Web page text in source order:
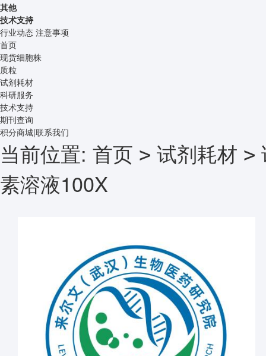
其他
技术支持
行业动态 注意事项
首页
现货细胞株
质粒
试剂耗材
科研服务
技术支持
期刊查询
积分商城|联系我们
当前位置: 首页 > 试剂耗材 >
素溶液100X